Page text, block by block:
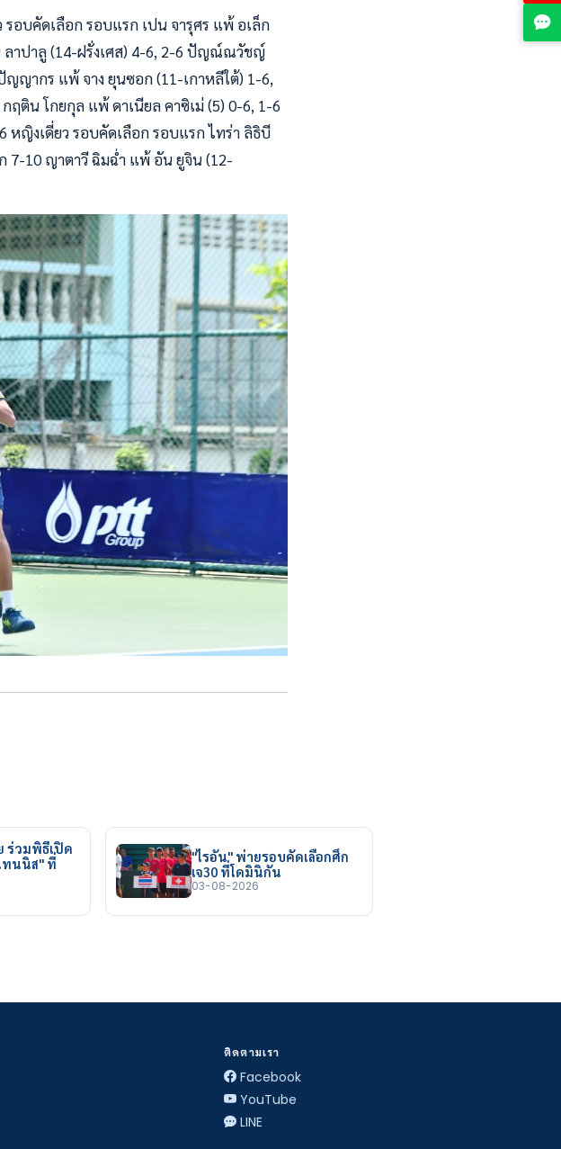
อบคัดเลือก รอบแรก เปน จารุศร แพ้ อเล็ก
ลาปาลู (14-ฝรั่งเศส) 4-6, 2-6 ปัญณ์ณวัชญ์
ากร แพ้ จาง ยุนซอก (11-เกาหลีใต้) 1-6,
ฤติน โกยกุล แพ้ ดาเนียล คาซิเม่ (5) 0-6, 1-6
หญิงเดี่ยว รอบคัดเลือก รอบแรก ไทร่า ลิธิบี
7-10 ญาตาวี ฉิมฉ่ำ แพ้ อัน ยูจิน (12-
ร่วมพิธีเปิด
ทนนิส" ที่
"ไรอัน" พ่ายรอบคัดเลือกศึก
เจ30 ที่โดมินิกัน
03-08-2026
ติดตามเรา
Facebook
YouTube
LINE